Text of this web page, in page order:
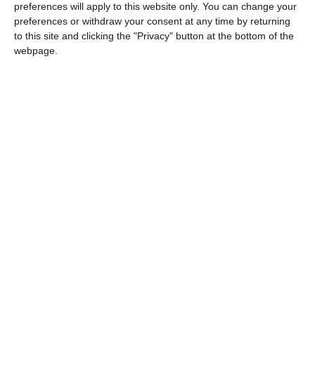
preferences will apply to this website only. You can change your
preferences or withdraw your consent at any time by returning
to this site and clicking the "Privacy" button at the bottom of the
webpage.
Email